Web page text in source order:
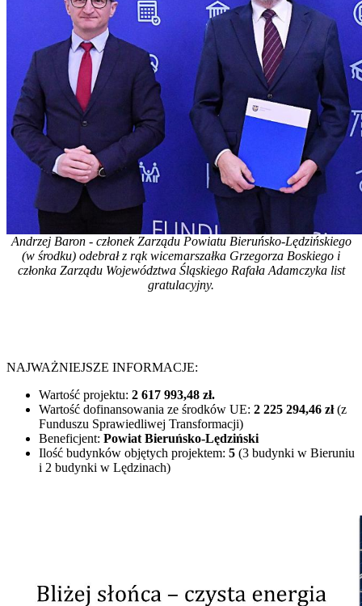
Andrzej Baron - członek Zarządu Powiatu Bieruńsko-Lędzińskiego
(w środku) odebrał z rąk wicemarszałka Grzegorza Boskiego i
członka Zarządu Województwa Śląskiego Rafała Adamczyka list
gratulacyjny.
NAJWAŻNIEJSZE INFORMACJE:
Wartość projektu: 2 617 993,48 zł.
Wartość dofinansowania ze środków UE: 2 225 294,46 zł(z
Funduszu Sprawiedliwej Transformacji)
Beneficjent: Powiat Bieruńsko-Lędziński
Ilość budynków objętych projektem: 5 (3 budynki w Bieruniu
i 2 budynki w Lędzinach)